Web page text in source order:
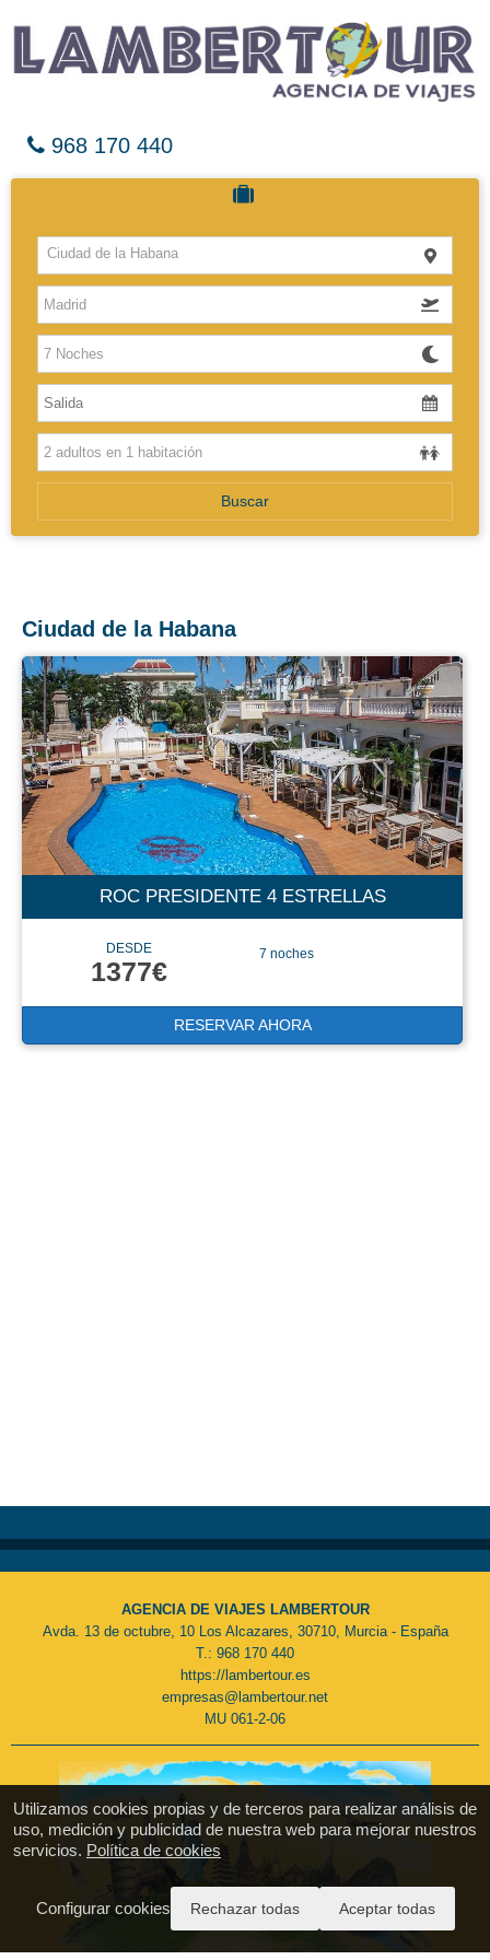
968 170 440
Hoteles
Vuelos
El Caribe
Europa
Africa
Utilizamos cookies propias y de terceros para realizar análisis de
uso, medición y publicidad de nuestra web para mejorar nuestros
servicios. Política de cookies
Configurar cookies Rechazar todas Aceptar todas
Ciudad de la Habana
Buscar
Ciudad de la Habana
ROC PRESIDENTE 4 ESTRELLAS
DESDE
1377€
7 noches
RESERVAR AHORA
AGENCIA DE VIAJES LAMBERTOUR
Avda. 13 de octubre, 10 Los Alcazares, 30710, Murcia - España
T.: 968 170 440
https://lambertour.es
empresas@lambertour.net
MU 061-2-06